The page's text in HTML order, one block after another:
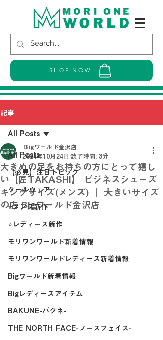
SHOP NOW
記事
All Posts
【必見】注目トピック
クールウェア
⭐メンズ新作
⭐レディース新作
モリワンワールド新着情報
モリワンワールドレディース新着情報
Bigワールド新着情報
Bigレディースアイテム
BAKUNE-バクネ-
THE NORTH FACE-ノースフェイス-
All Posts
大きめの足をお持ちの方にとって嬉し
い【匠TAKASHI】 ビジネスシューズ
キングサイズ(メンズ) ｜ 大きいサイズ
の店 Bigワールド金沢店
Ｂigワールド金沢店
2024年10月24日 読了時間: 3分